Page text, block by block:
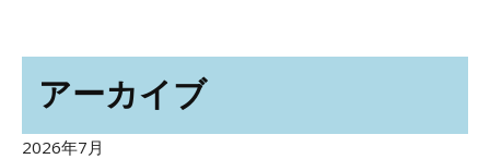
アーカイブ
2026年7月